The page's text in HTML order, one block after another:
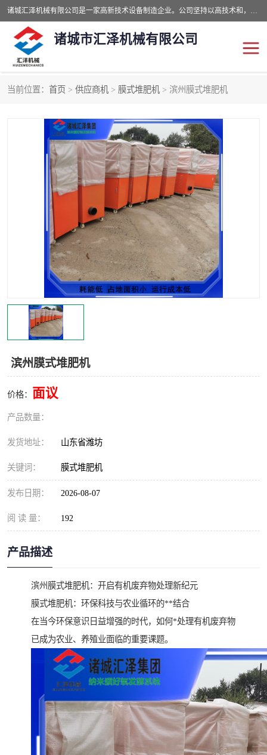
诸城汇泽机械有限公司是一家高新技术设备制造企业。公司坚持以高技术和，高服务于用户，以的环保机械制造设备赢的用户的信赖。现在主要生产死亡畜禽无害化处理和立式和卧式有机肥设备，搅拌机，烘干机，高温发酵机等。污水处理设备，固液分离机。气浮机，化制机等。公司秉承品质，用户至上，科技创新的经营理。
诸城市汇泽机械有限公司
当前位置： 首页 > 供应商机 > 膜式堆肥机 > 滨州膜式堆肥机
滨州膜式堆肥机
价格： 面议
产品数量：
发货地址： 山东省潍坊
关键词： 膜式堆肥机
发布日期： 2026-08-07
阅 读 量： 192
产品描述
滨州膜式堆肥机：开启有机废弃物处理新纪元
膜式堆肥机：环保科技与农业循环的**结合
在当今环保意识日益增强的时代，如何*处理有机废弃物
已成为农业、养殖业面临的重要课题。
鸡粪发酵机 有机肥设备
纳米膜好氧发酵堆肥机 粪污烘干酶体机
膜式堆肥机 纳米膜发酵
膜式发酵仓 分子膜堆肥仓
分子膜发酵堆肥设备